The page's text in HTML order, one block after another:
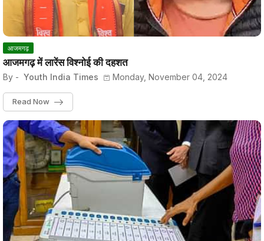
आजमगढ़
आजमगढ़ में लारेंस विश्नोई की दहशत
By - Youth India Times Monday, November 04, 2024
Read Now